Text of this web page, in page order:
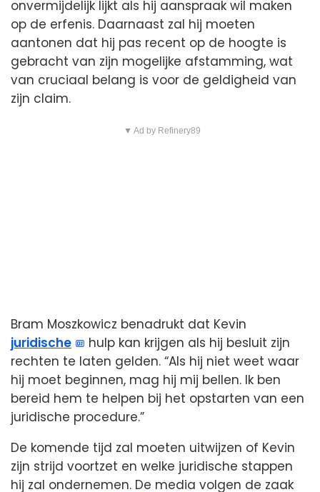
onvermijdelijk lijkt als hij aanspraak wil maken
op de erfenis. Daarnaast zal hij moeten
aantonen dat hij pas recent op de hoogte is
gebracht van zijn mogelijke afstamming, wat
van cruciaal belang is voor de geldigheid van
zijn claim.
▼ Ad by Refinery89
Bram Moszkowicz benadrukt dat Kevin
juridische
hulp kan krijgen als hij besluit zijn
rechten te laten gelden. “Als hij niet weet waar
hij moet beginnen, mag hij mij bellen. Ik ben
bereid hem te helpen bij het opstarten van een
juridische procedure.”
De komende tijd zal moeten uitwijzen of Kevin
zijn strijd voortzet en welke juridische stappen
hij zal ondernemen. De media volgen de zaak